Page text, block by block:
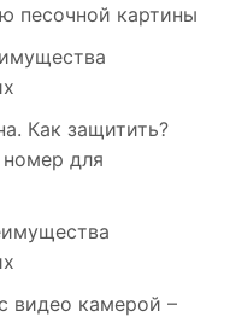
песочной картины
Как защитить?
для
видео камерой –